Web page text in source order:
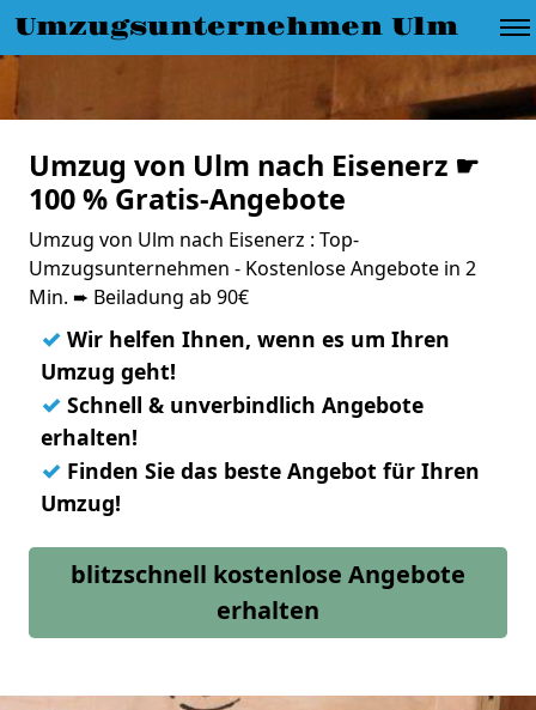
Umzugsunternehmen Ulm
Umzug von Ulm nach Eisenerz ☛
100 % Gratis-Angebote
Umzug von Ulm nach Eisenerz : Top-
Umzugsunternehmen - Kostenlose Angebote in 2
Min. ➨ Beiladung ab 90€
✓ Wir helfen Ihnen, wenn es um Ihren
Umzug geht!
✓ Schnell & unverbindlich Angebote
erhalten!
✓ Finden Sie das beste Angebot für Ihren
Umzug!
blitzschnell kostenlose Angebote
erhalten